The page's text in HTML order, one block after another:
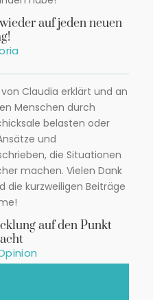
auf jeden neuen
Claudia erklärt und an
Menschen durch
belasten oder
und
die Situationen
machen. Vielen Dank
die kurzweiligen Beiträge
auf den Punkt